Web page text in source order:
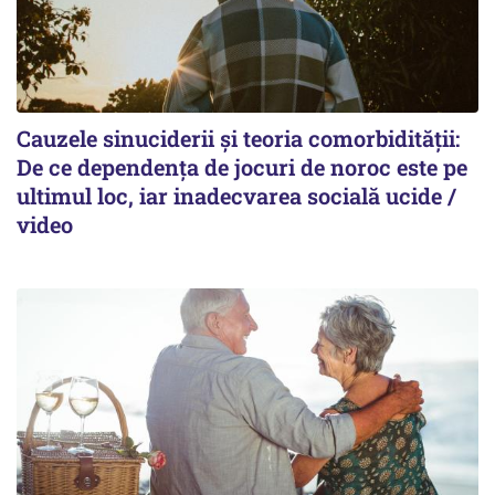
Cauzele sinuciderii și teoria comorbidității:
De ce dependența de jocuri de noroc este pe
ultimul loc, iar inadecvarea socială ucide /
video